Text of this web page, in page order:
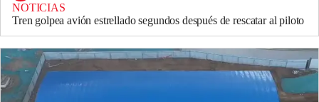
NOTICIAS
Tren golpea avión estrellado segundos después de rescatar al piloto